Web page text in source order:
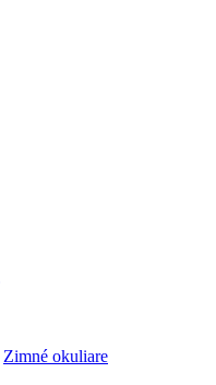
Zimné okuliare